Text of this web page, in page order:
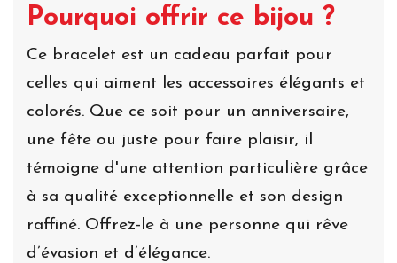
Pourquoi offrir ce bijou ?
Ce bracelet est un cadeau parfait pour
celles qui aiment les accessoires élégants et
colorés. Que ce soit pour un anniversaire,
une fête ou juste pour faire plaisir, il
témoigne d'une attention particulière grâce
à sa qualité exceptionnelle et son design
raffiné. Offrez-le à une personne qui rêve
d’évasion et d’élégance.